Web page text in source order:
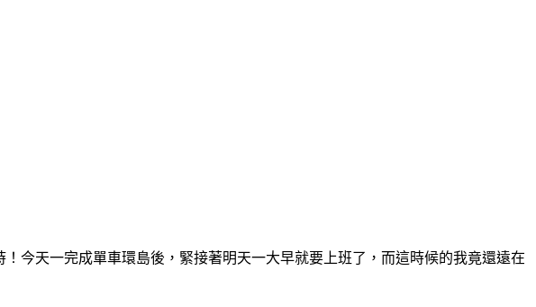
今天一完成單車環島後，緊接著明天一大早就要上班了，而這時候的我竟還遠在